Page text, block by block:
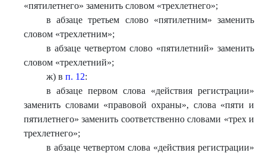
«пятилетнего» заменить словом «трехлетнего»;
в абзаце третьем слово «пятилетним» заменить
словом «трехлетним»;
в абзаце четвертом слово «пятилетний» заменить
словом «трехлетний»;
ж) в п. 12:
в абзаце первом слова «действия регистрации»
заменить словами «правовой охраны», слова «пяти и
пятилетнего» заменить соответственно словами «трех и
трехлетнего»;
в абзаце четвертом слова «действия регистрации»